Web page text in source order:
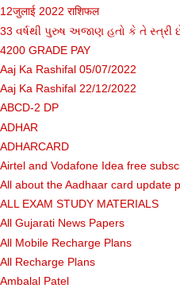
12जुलाई 2022 राशिफल
33 વર્ષથી પુરુષ અજાણ હતો કે તે સ્ત્રી
4200 GRADE PAY
Aaj Ka Rashifal 05/07/2022
Aaj Ka Rashifal 22/12/2022
ABCD-2 DP
ADHAR
ADHARCARD
Airtel and Vodafone Idea free
All about the Aadhaar card update
ALL EXAM STUDY MATERIALS
All Gujarati News Papers
All Mobile Recharge Plans
All Recharge Plans
Ambalal Patel